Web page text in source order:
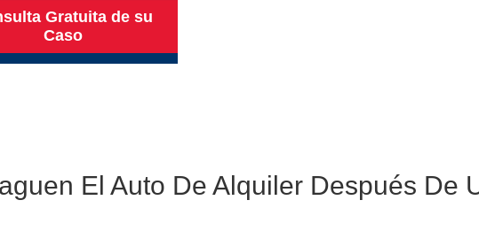
Gratuita de su
Caso
El Auto De Alquiler Después De